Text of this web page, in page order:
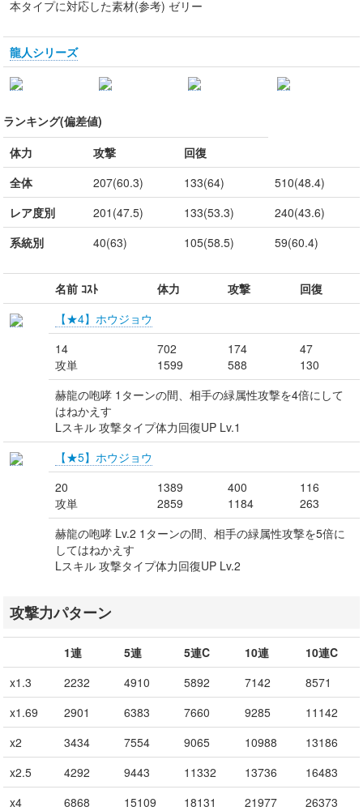
本タイプに対応した素材(参考) ゼリー
龍人シリーズ
ランキング(偏差値)
体力
攻撃
回復
全体
207(60.3) 133(64)
510(48.4)
レア度別
201(47.5) 133(53.3)
240(43.6)
系統別
40(63) 105(58.5) 59(60.4)
名前 ｺｽﾄ 体力 攻撃
回復
【★4】ホウジョウ
14
攻単
702
1599
174
588
47
130
赫龍の咆哮 1ターンの間、相手の緑属性攻撃を4倍にして
はねかえす
Lスキル 攻撃タイプ体力回復UP Lv.1
【★5】ホウジョウ
20
攻単
1389
2859
400
1184
116
263
赫龍の咆哮 Lv.2 1ターンの間、相手の緑属性攻撃を5倍に
してはねかえす
Lスキル 攻撃タイプ体力回復UP Lv.2
攻撃力パターン
1連 5連 5連C 10連
10連C
x1.3
2232 4910 5892 7142
8571
x1.69
2901 6383 7660 9285
11142
x2
3434 7554 9065 10988
13186
x2.5
4292 9443 11332 13736
16483
x4
6868 15109 18131 21977 26373